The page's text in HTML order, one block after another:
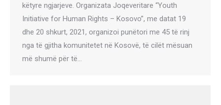
këtyre ngjarjeve. Organizata Joqeveritare “Youth
Initiative for Human Rights – Kosovo”, me datat 19
dhe 20 shkurt, 2021, organizoi punëtori me 45 të rinj
nga të gjitha komunitetet në Kosovë, të cilët mësuan
më shumë për të…